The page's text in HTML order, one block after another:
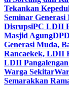
Tekankan
Seminar
DisrupsiPC LDII
Masjid Agung
Generasi Muda,
Rancaekek, LDII
LDII
Warga Sekitar
Semarakkan